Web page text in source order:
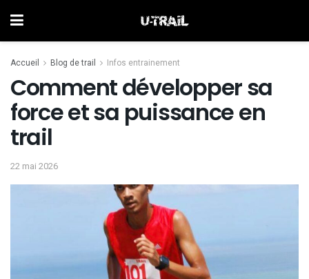
Accueil Blog de trail Infos entrainement
Comment développer sa
force et sa puissance en
trail
22 mai 2026